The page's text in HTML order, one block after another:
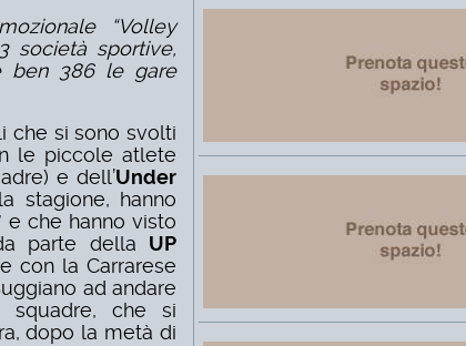
“Volley
società sportive,
ben 386 le gare
che si sono svolti
le piccole atlete
e dell’Under
stagione, hanno
e che hanno visto
parte della UP
con la Carrarese
ad andare
che si
dopo la metà di